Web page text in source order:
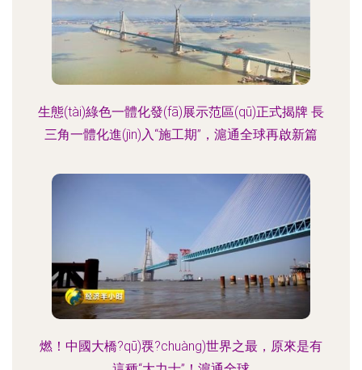
生態(tài)綠色一體化發(fā)展示范區(qū)正式揭牌 長
三角一體化進(jìn)入“施工期”，滬通全球再啟新篇
燃！中國大橋?qū)覄?chuàng)世界之最，原來是有